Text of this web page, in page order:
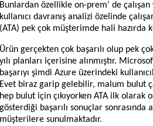
Bunlardan özellikle on-prem’ de çalışan
kullanıcı davranış analizi özelinde
(ATA) pek çok müşterimde hali hazırda
Ürün gerçekten çok başarılı olup pek
yılı planları içerisine alınmıştır.
başarıyı şimdi Azure üzerindeki
Evet biraz garip gelebilir, malum bulut
hep bulut için çıkıyorken ATA ilk olarak
gösterdiği başarılı sonuçlar sonrasında
müşterilere sunulmaktadır.